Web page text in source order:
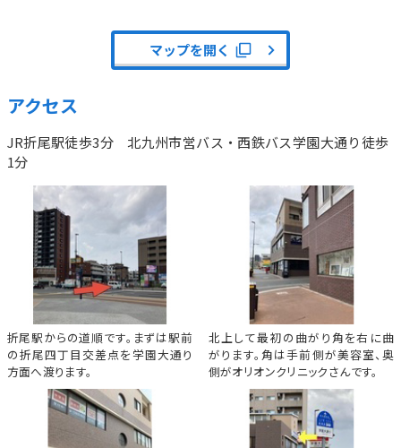
マップを開く
アクセス
JR折尾駅徒歩3分 北九州市営バス・西鉄バス学園大通り徒歩
1分
折尾駅からの道順です。まずは駅前
の折尾四丁目交差点を学園大通り
方面へ渡ります。
北上して最初の曲がり角を右に曲
がります。角は手前側が美容室、奥
側がオリオンクリニックさんです。